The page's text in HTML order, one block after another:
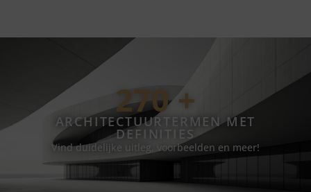
270 +
ARCHITECTUURTERMEN MET
DEFINITIES
Vind duidelijke uitleg, voorbeelden en meer!